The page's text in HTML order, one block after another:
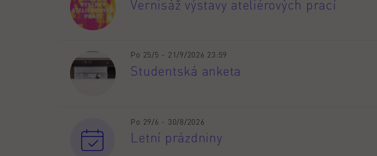
Vernisáž výstavy ateliérových prací
Po 25/5 - 21/9/2026 23:59
Studentská anketa
Po 29/6 - 30/8/2026
Letní prázdniny